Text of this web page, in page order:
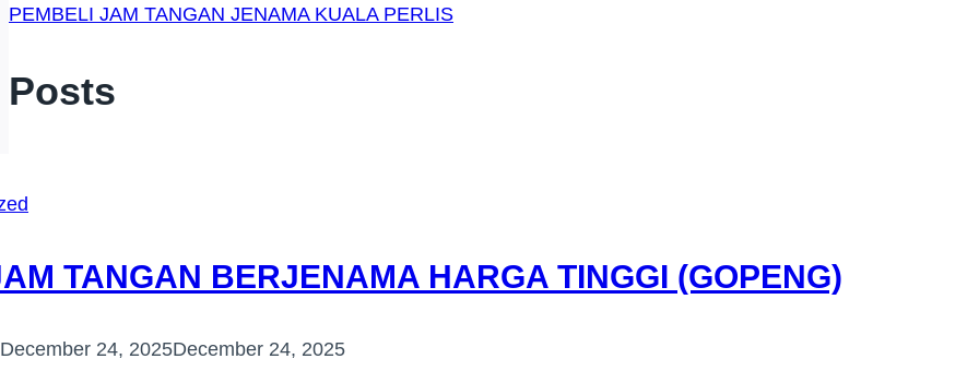
PEMBELI JAM TANGAN JENAMA KUALA PERLIS
TANGAN BERJENAMA HARGA TINGGI (GOPENG)
December 24, 2025December 24, 2025